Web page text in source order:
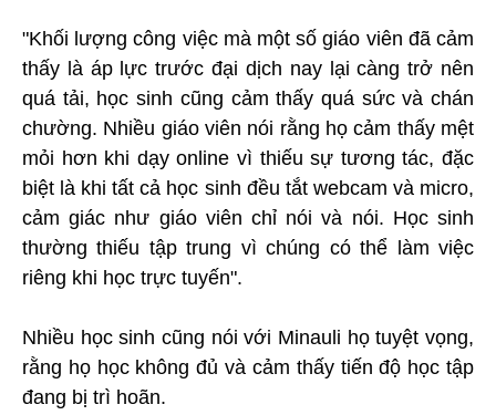
"Khối lượng công việc mà một số giáo viên đã cảm
thấy là áp lực trước đại dịch nay lại càng trở nên
quá tải, học sinh cũng cảm thấy quá sức và chán
chường. Nhiều giáo viên nói rằng họ cảm thấy mệt
mỏi hơn khi dạy online vì thiếu sự tương tác, đặc
biệt là khi tất cả học sinh đều tắt webcam và micro,
cảm giác như giáo viên chỉ nói và nói. Học sinh
thường thiếu tập trung vì chúng có thể làm việc
riêng khi học trực tuyến".
Nhiều học sinh cũng nói với Minauli họ tuyệt vọng,
rằng họ học không đủ và cảm thấy tiến độ học tập
đang bị trì hoãn.